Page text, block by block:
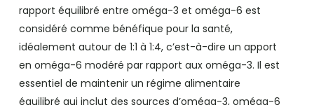
rapport équilibré entre oméga-3 et oméga-6 est
considéré comme bénéfique pour la santé,
idéalement autour de 1:1 à 1:4, c’est-à-dire un apport
en oméga-6 modéré par rapport aux oméga-3. Il est
essentiel de maintenir un régime alimentaire
équilibré qui inclut des sources d’oméga-3, oméga-6